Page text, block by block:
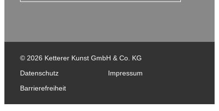
© 2026 Ketterer Kunst GmbH & Co. KG
Datenschutz
Impressum
Barrierefreiheit